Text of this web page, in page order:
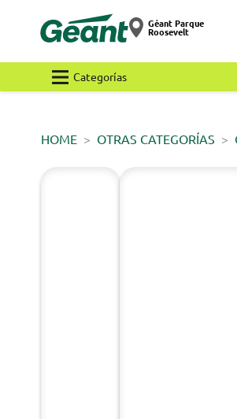
Géant Parque
Roosevelt
Categorías
HOME OTRAS CATEGORÍAS